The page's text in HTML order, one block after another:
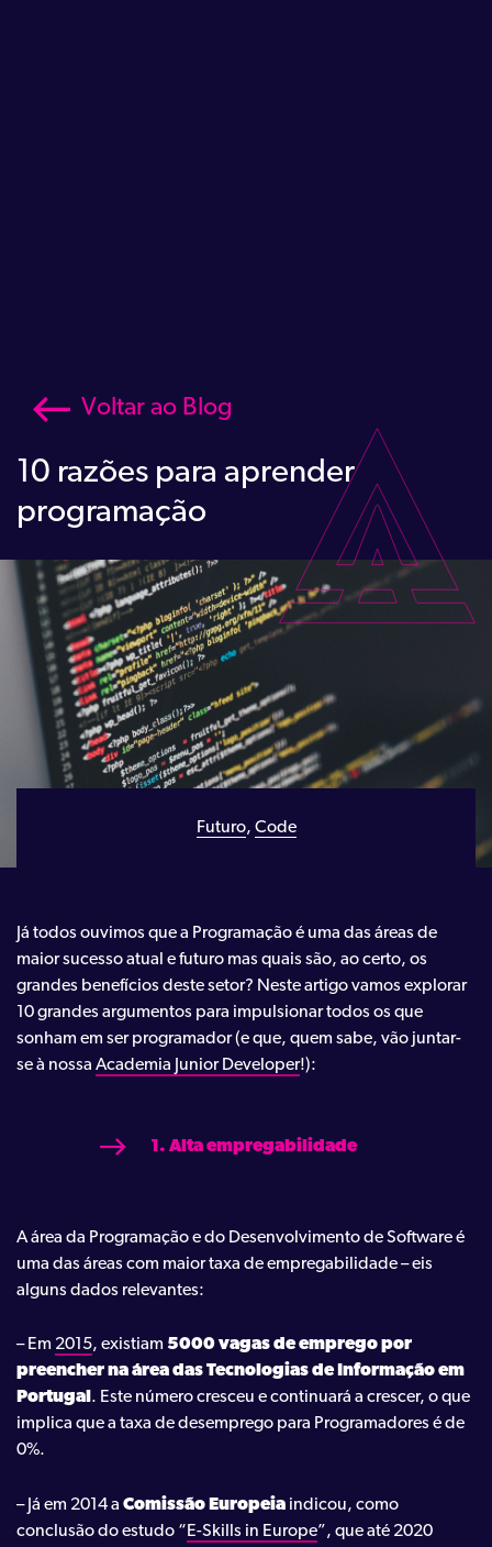
Voltar ao Blog
10 razões para aprender
programação
Futuro, Code
Já todos ouvimos que a Programação é uma das áreas de
maior sucesso atual e futuro mas quais são, ao certo, os
grandes benefícios deste setor? Neste artigo vamos explorar
10 grandes argumentos para impulsionar todos os que
sonham em ser programador (e que, quem sabe, vão juntar-
se à nossa Academia Junior Developer!):
1. Alta empregabilidade
A área da Programação e do Desenvolvimento de Software é
uma das áreas com maior taxa de empregabilidade – eis
alguns dados relevantes:
– Em 2015, existiam 5000 vagas de emprego por
preencher na área das Tecnologias de Informação em
Portugal . Este número cresceu e continuará a crescer, o que
implica que a taxa de desemprego para Programadores é de
0%.
– Já em 2014 a Comissão Europeia indicou, como
conclusão do estudo “E-Skills in Europe”, que até 2020